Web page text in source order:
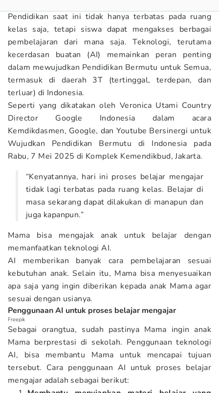
Pendidikan saat ini tidak hanya terbatas pada ruang
kelas saja, tetapi siswa dapat mengakses berbagai
pembelajaran dari mana saja. Teknologi, terutama
kecerdasan buatan (AI) memainkan peran penting
dalam mewujudkan Pendidikan Bermutu untuk Semua,
termasuk di daerah 3T (tertinggal, terdepan, dan
terluar) di Indonesia.
Seperti yang dikatakan oleh Veronica Utami Country
Director Google Indonesia dalam acara
Kemdikdasmen, Google, dan Youtube Bersinergi untuk
Wujudkan Pendidikan Bermutu di Indonesia pada
Rabu, 7 Mei 2025 di Komplek Kemendikbud, Jakarta.
“Kenyatannya, hari ini proses belajar mengajar
tidak lagi terbatas pada ruang kelas. Belajar di
masa sekarang dapat dilakukan di manapun dan
juga kapanpun.”
Mama bisa mengajak anak untuk belajar dengan
memanfaatkan teknologi AI.
AI memberikan banyak cara pembelajaran sesuai
kebutuhan anak. Selain itu, Mama bisa menyesuaikan
apa saja yang ingin diberikan kepada anak Mama agar
sesuai dengan usianya.
Penggunaan AI untuk proses belajar mengajar
Freepik
Sebagai orangtua, sudah pastinya Mama ingin anak
Mama berprestasi di sekolah. Penggunaan teknologi
AI, bisa membantu Mama untuk mencapai tujuan
tersebut. Cara penggunaan AI untuk proses belajar
mengajar adalah sebagai berikut: